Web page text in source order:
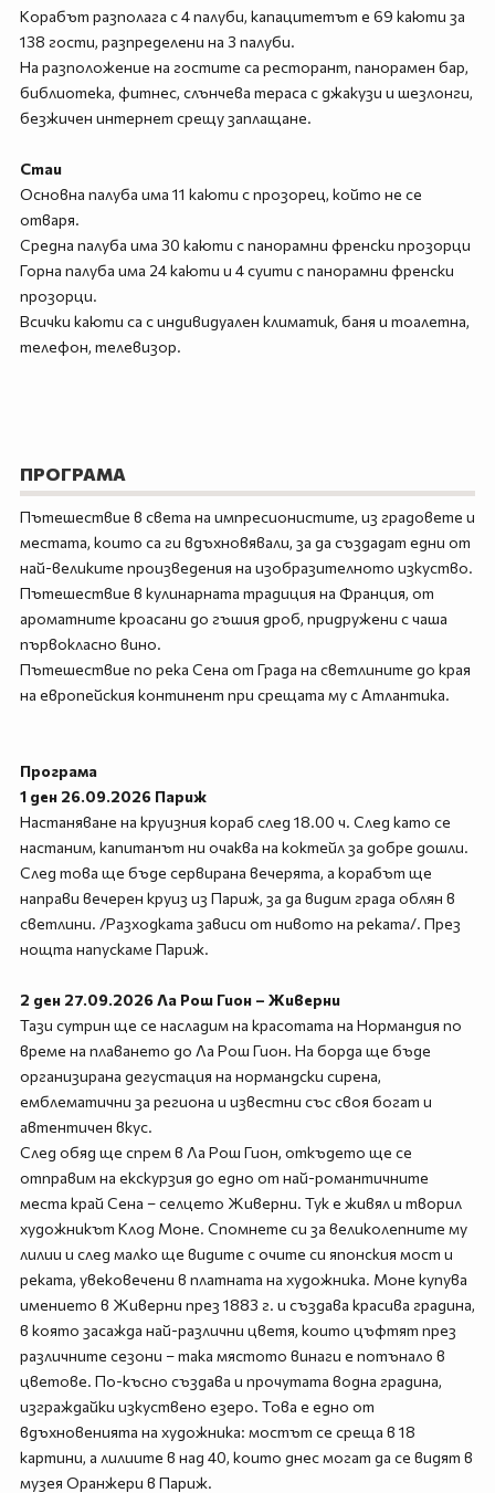
Корабът разполага с 4 палуби, капацитетът е 69 каюти за
138 гости, разпределени на 3 палуби.
На разположение на гостите са ресторант, панорамен бар,
библиотека, фитнес, слънчева тераса с джакузи и шезлонги,
безжичен интернет срещу заплащане.
Стаи
Основна палуба има 11 каюти с прозорец, който не се
отваря.
Средна палуба има 30 каюти с панорамни френски прозорци
Горна палуба има 24 каюти и 4 суити с панорамни френски
прозорци.
Всички каюти са с индивидуален климатик, баня и тоалетна,
телефон, телевизор.
ПРОГРАМА
Пътешествие в света на импресионистите, из градовете и
местата, които са ги вдъхновявали, за да създадат едни от
най-великите произведения на изобразителното изкуство.
Пътешествие в кулинарната традиция на Франция, от
ароматните кроасани до гъшия дроб, придружени с чаша
първокласно вино.
Пътешествие по река Сена от Града на светлините до края
на европейския континент при срещата му с Атлантика.
Програма
1 ден 26.09.2026 Париж
Настаняване на круизния кораб след 18.00 ч. След като се
настаним, капитанът ни очаква на коктейл за добре дошли.
След това ще бъде сервирана вечерята, а корабът ще
направи вечерен круиз из Париж, за да видим града облян в
светлини. /Разходката зависи от нивото на реката/. През
нощта напускаме Париж.
2 ден 27.09.2026 Ла Рош Гион – Живерни
Тази сутрин ще се насладим на красотата на Нормандия по
време на плаването до Ла Рош Гион. На борда ще бъде
организирана дегустация на нормандски сирена,
емблематични за региона и известни със своя богат и
автентичен вкус.
След обяд ще спрем в Ла Рош Гион, откъдето ще се
отправим на екскурзия до едно от най-романтичните
места край Сена – селцето Живерни. Тук е живял и творил
художникът Клод Моне. Спомнете си за великолепните му
лилии и след малко ще видите с очите си японския мост и
реката, увековечени в платната на художника. Моне купува
имението в Живерни през 1883 г. и създава красива градина,
в която засажда най-различни цветя, които цъфтят през
различните сезони – така мястото винаги е потънало в
цветове. По-късно създава и прочутата водна градина,
изграждайки изкуствено езеро. Това е едно от
вдъхновенията на художника: мостът се среща в 18
картини, а лилиите в над 40, които днес могат да се видят в
музея Оранжери в Париж.